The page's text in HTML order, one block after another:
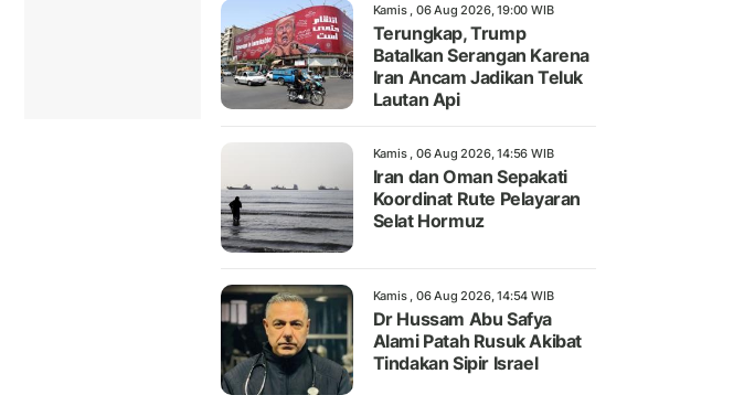
Kamis , 06 Aug 2026, 19:00 WIB
Terungkap, Trump
Batalkan Serangan Karena
Iran Ancam Jadikan Teluk
Lautan Api
Kamis , 06 Aug 2026, 14:56 WIB
Iran dan Oman Sepakati
Koordinat Rute Pelayaran
Selat Hormuz
Kamis , 06 Aug 2026, 14:54 WIB
Dr Hussam Abu Safya
Alami Patah Rusuk Akibat
Tindakan Sipir Israel